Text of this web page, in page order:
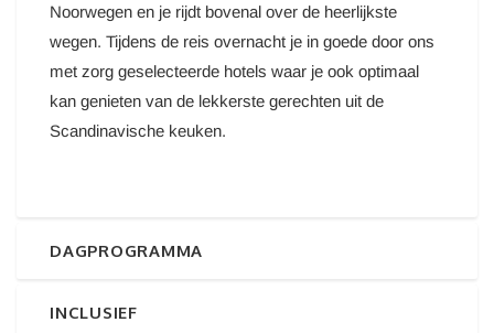
Noorwegen en je rijdt bovenal over de heerlijkste
wegen. Tijdens de reis overnacht je in goede door ons
met zorg geselecteerde hotels waar je ook optimaal
kan genieten van de lekkerste gerechten uit de
Scandinavische keuken.
DAGPROGRAMMA
INCLUSIEF